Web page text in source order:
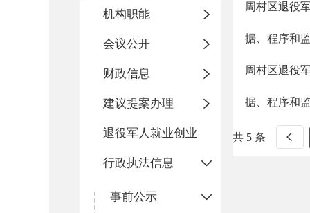
机构职能
会议公开
财政信息
建议提案办理
退役军人就业创业
行政执法信息
事前公示
周村区退役
据、程序和
周村区退役
据、程序和
共 5 条